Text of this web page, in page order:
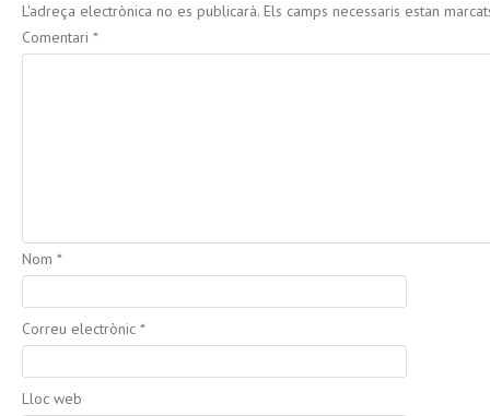
L'adreça electrònica no es publicarà. Els camps necessaris estan
Comentari *
Nom *
Correu electrònic *
Lloc web